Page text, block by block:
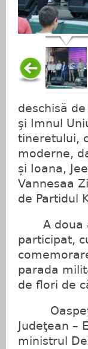
deschisă
şi Imnul
tineretului,
moderne,
și Ioana,
Vannesaa
de Partidul
A doua a
participat,
parada
de flori de
Oaspeţi
Judeţean –
ministrul